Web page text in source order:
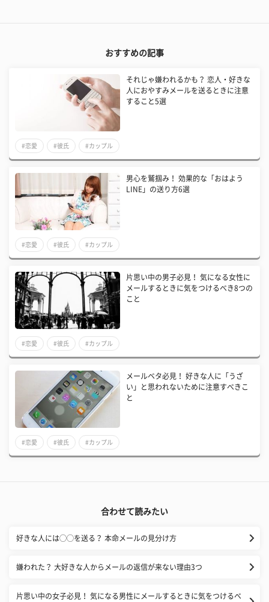
おすすめの記事
それじゃ嫌われるかも？ 恋人・好きな
人におやすみメールを送るときに注意
すること5選
#恋愛 #彼氏 #カップル
男心を鷲掴み！ 効果的な「おはよう
LINE」の送り方6選
#恋愛 #彼氏 #カップル
片思い中の男子必見！ 気になる女性に
メールするときに気をつけるべき8つの
こと
#恋愛 #彼氏 #カップル
メールベタ必見！ 好きな人に「うざ
い」と思われないために注意すべきこ
と
#恋愛 #彼氏 #カップル
合わせて読みたい
好きな人には◯◯を送る？ 本命メールの見分け方
嫌われた？ 大好きな人からメールの返信が来ない理由3つ
片思い中の女子必見！ 気になる男性にメールするときに気をつけるべ